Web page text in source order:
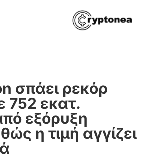
σπάει ρεκόρ
752 εκατ.
εξόρυξη
η τιμή αγγίζει